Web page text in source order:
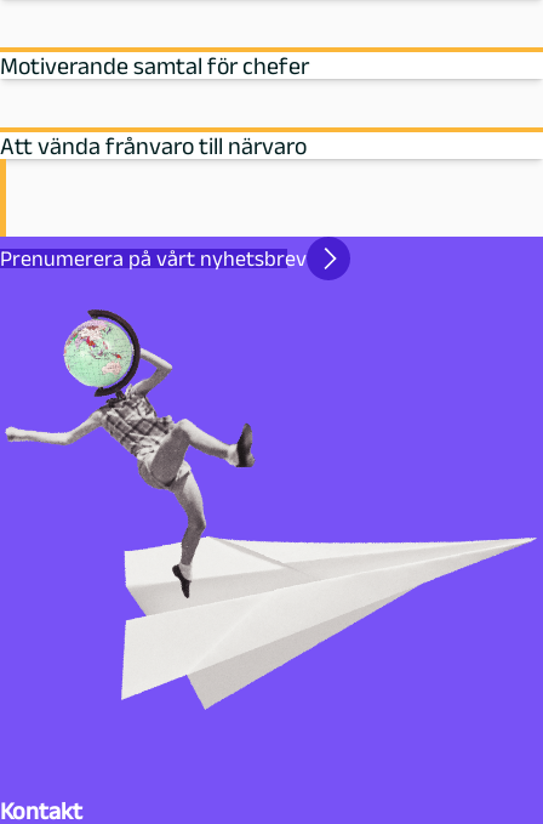
Motiverande samtal för chefer
Att vända frånvaro till närvaro
Prenumerera på vårt nyhetsbrev
Kontakt